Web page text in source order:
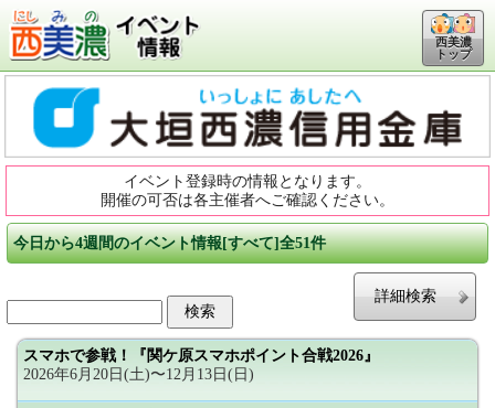
西美濃
トップ
イベント登録時の情報となります。
開催の可否は各主催者へご確認ください。
今日から4週間のイベント情報[すべて]全51件
詳細検索
スマホで参戦！『関ケ原スマホポイント合戦2026』
2026年6月20日(土)〜12月13日(日)